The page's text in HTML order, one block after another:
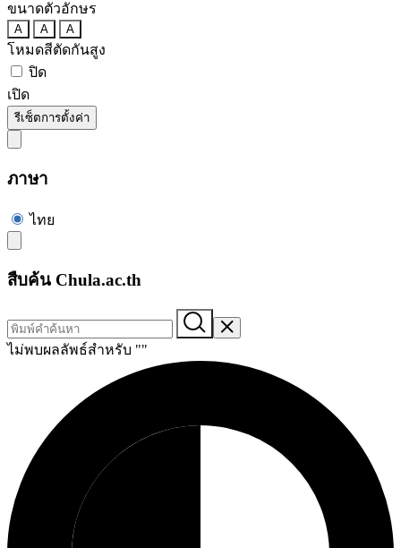
ขนาดตัวอักษร
A A A
โหมดสีตัดกันสูง
ปิด
เปิด
รีเซ็ตการตั้งค่า
ภาษา
ไทย
สืบค้น Chula.ac.th
ไม่พบผลลัพธ์สำหรับ ""